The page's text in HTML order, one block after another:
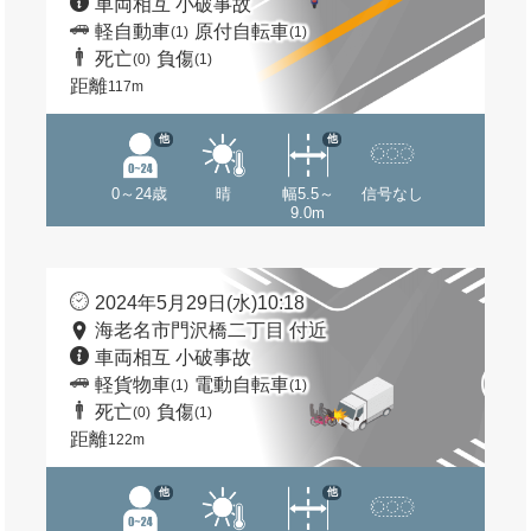
車両相互 小破事故
軽自動車(1) 原付自転車(1)
死亡(0) 負傷(1)
距離117m
0～24歳
他
晴
幅5.5～
9.0m
他
信号なし
2024年5月29日(水)10:18
海老名市門沢橋二丁目 付近
車両相互 小破事故
軽貨物車(1) 電動自転車(1)
死亡(0) 負傷(1)
距離122m
他 他